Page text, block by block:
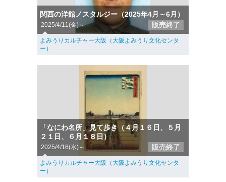
関西の洋館ノスタルジー（2025年4月～6月）
2025/4/11(金)～ 販売終了
よみうりカルチャー大阪（大阪よみうり文化センタ
ー）
「なにわ名所」見て歩き（４月１６日、５月
２１日、６月１８日）
2025/4/16(水)～ 販売終了
よみうりカルチャー大阪（大阪よみうり文化センタ
ー）